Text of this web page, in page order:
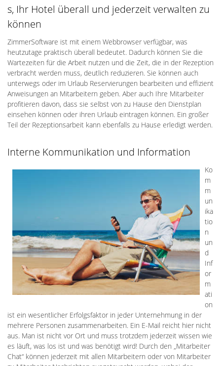
s, Ihr Hotel überall und jederzeit verwalten zu
können
ZimmerSoftware ist mit einem Webbrowser verfügbar, was
heutzutage praktisch überall bedeutet. Dadurch können Sie die
Wartezeiten für die Arbeit nutzen und die Zeit, die in der Rezeption
verbracht werden muss, deutlich reduzieren. Sie können auch
unterwegs oder im Urlaub Reservierungen bearbeiten und effizient
Anweisungen an Mitarbeitern geben. Aber auch Ihre Mitarbeiter
profitieren davon, dass sie selbst von zu Hause den Dienstplan
einsehen können oder ihren Urlaub eintragen können. Ein großer
Teil der Rezeptionsarbeit kann ebenfalls zu Hause erledigt werden.
Interne Kommunikation und Information
Ko
m
m
un
ika
tio
n
un
d
Inf
or
m
ati
on
ist ein wesentlicher Erfolgsfaktor in jeder Unternehmung in der
mehrere Personen zusammenarbeiten. Ein E-Mail reicht hier nicht
aus. Man ist nicht vor Ort und muss trotzdem jederzeit wissen wie
es läuft, was los ist und was benötigt wird! Durch den „Mitarbeiter
Chat“ können jederzeit mit allen Mitarbeitern oder von Mitarbeiter